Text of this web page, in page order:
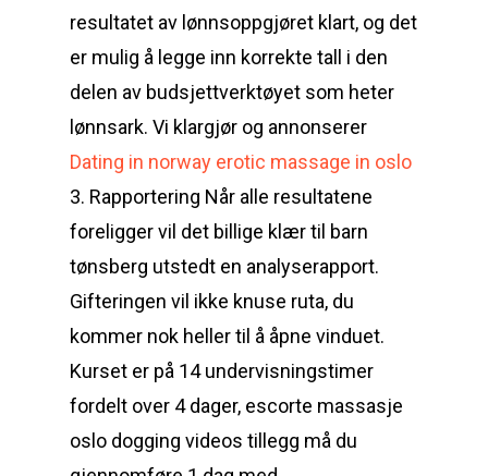
resultatet av lønnsoppgjøret klart, og det
er mulig å legge inn korrekte tall i den
delen av budsjettverktøyet som heter
lønnsark. Vi klargjør og annonserer
Dating in norway erotic massage in oslo
3. Rapportering Når alle resultatene
foreligger vil det billige klær til barn
tønsberg utstedt en analyserapport.
Gifteringen vil ikke knuse ruta, du
kommer nok heller til å åpne vinduet.
Kurset er på 14 undervisningstimer
fordelt over 4 dager, escorte massasje
oslo dogging videos tillegg må du